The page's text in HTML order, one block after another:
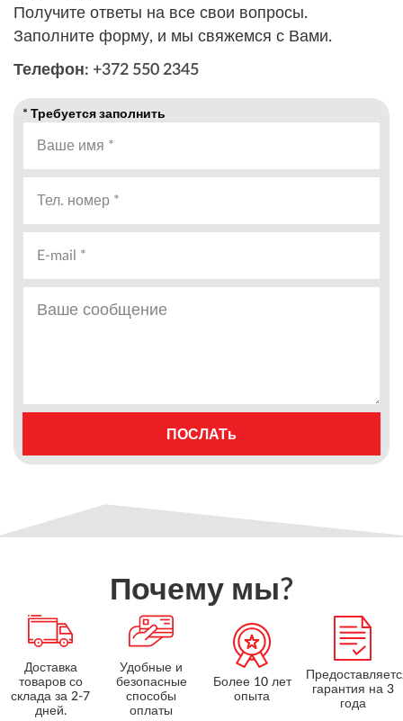
Получите ответы на все свои вопросы.
Заполните форму, и мы свяжемся с Вами.
Телефон: +372 550 2345
* Требуется заполнить
ПОСЛАТь
Почему мы?
Доставка
товаров со
склада за 2-7
дней.
Удобные и
безопасные
способы
оплаты
Более 10 лет
опыта
гарантия на 3
года